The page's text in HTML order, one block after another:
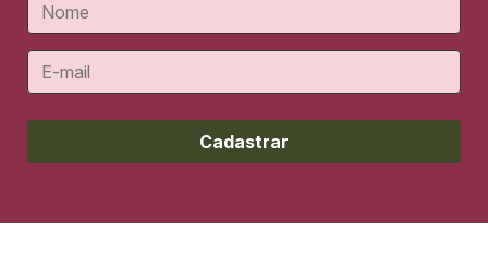
Cadastrar